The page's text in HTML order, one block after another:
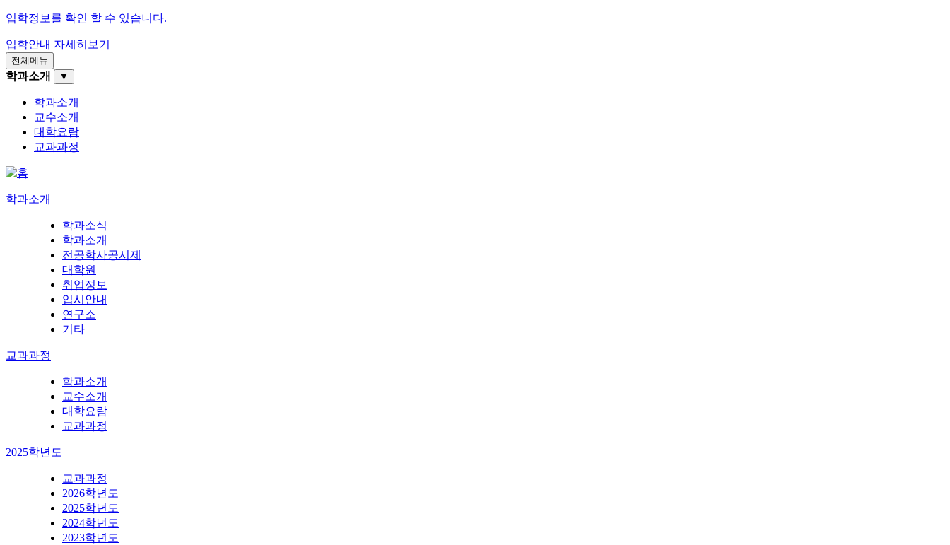
입학정보를 확인 할 수 있습니다.
입학안내 자세히보기
전체메뉴
학과소개 ▼
학과소개
교수소개
대학요람
교과과정
학과소개
학과소식
학과소개
전공학사공시제
대학원
취업정보
입시안내
연구소
기타
교과과정
학과소개
교수소개
대학요람
교과과정
2025학년도
교과과정
2026학년도
2025학년도
2024학년도
2023학년도